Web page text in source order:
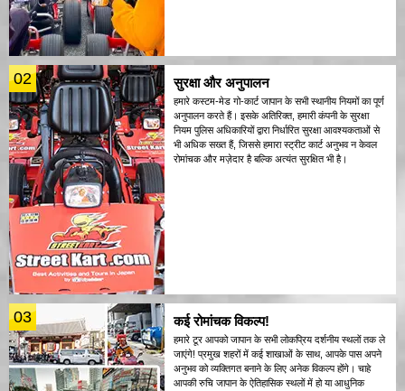
02 सुरक्षा और अनुपालन
हमारे कस्टम-मेड गो-कार्ट जापान के सभी स्थानीय नियमों का पूर्ण
अनुपालन करते हैं। इसके अतिरिक्त, हमारी कंपनी के सुरक्षा
नियम पुलिस अधिकारियों द्वारा निर्धारित सुरक्षा आवश्यकताओं से
भी अधिक सख्त हैं, जिससे हमारा स्ट्रीट कार्ट अनुभव न केवल
रोमांचक और मज़ेदार है बल्कि अत्यंत सुरक्षित भी है।
03 कई रोमांचक विकल्प!
हमारे टूर आपको जापान के सभी लोकप्रिय दर्शनीय स्थलों तक ले
जाएंगे! प्रमुख शहरों में कई शाखाओं के साथ, आपके पास अपने
अनुभव को व्यक्तिगत बनाने के लिए अनेक विकल्प होंगे। चाहे
आपकी रुचि जापान के ऐतिहासिक स्थलों में हो या आधुनिक